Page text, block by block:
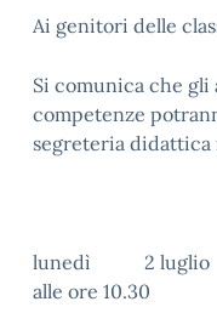
Ai genitori delle
Si comunica che
competenze
segreteria didattica
lunedì 2
alle ore 10.30